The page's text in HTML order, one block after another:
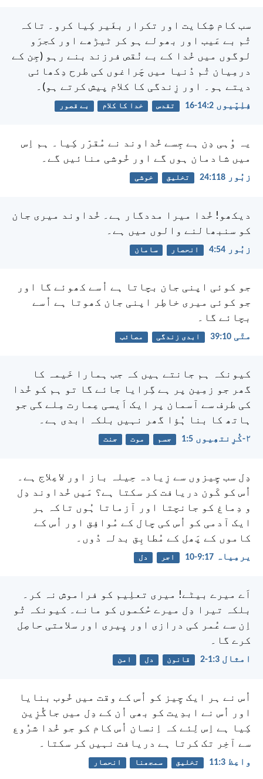
سب کام شِکایت اور تکرار بغَیر کِیا کرو۔ تاکہ
تُم بے عَیب اور بھولے ہو کر ٹیڑھے اور کجرَو
لوگوں میں خُدا کے بے نُقص فرزند بنے رہو (جِن کے
درمِیان تُم دُنیا میں چَراغوں کی طرح دِکھائی
دیتے ہو۔ اور زِندگی کا کلام پیش کرتے ہو)۔
فِلِپّیوں 2:‏14-‏16 تقدس خدا کا کلام بے قصور
یہ وُہی دِن ہے جِسے خُداوند نے مُقرّر کِیا۔ ہم اِس
میں شادمان ہوں گے اور خُوشی منائیں گے۔
زبُور 118:‏24 تخلیق خوشی
دیکھو! خُدا میرا مددگار ہے۔ خُداوند میری جان
کو سنبھالنے والوں میں ہے۔
زبُور 54:‏4 انحصار سامان
جو کوئی اپنی جان بچاتا ہے اُسے کھوئے گا اور
جو کوئی میری خاطِر اپنی جان کھوتا ہے اُسے
بچائے گا۔
متّی 10:‏39 ابدی زندگی مصائب
کیونکہ ہم جانتے ہیں کہ جب ہمارا خَیمہ کا
گھر جو زمِین پر ہے گِرایا جائے گا تو ہم کو خُدا
کی طرف سے آسمان پر ایک اَیسی عِمارت مِلے گی جو
ہاتھ کا بنا ہُؤا گھر نہیں بلکہ ابدی ہے۔
۲-کُرِنتھِیوں 5:‏1 جسم موت جنت
دِل سب چِیزوں سے زِیادہ حِیلہ باز اور لاعِلاج ہے۔
اُس کو کَون دریافت کر سکتا ہے؟ مَیں خُداوند دِل
و دِماغ کو جانچتا اور آزماتا ہُوں تاکہ ہر
ایک آدمی کو اُس کی چال کے مُوافِق اور اُس کے
کاموں کے پَھل کے مُطابِق بدلہ دُوں۔
یرمِیاہ 17:‏9-‏10 اجر دل
اَے میرے بیٹے! میری تعلِیم کو فراموش نہ کر۔
بلکہ تیرا دِل میرے حُکموں کو مانے۔ کیونکہ تُو
اِن سے عُمر کی درازی اور پِیری اور سلامتی حاصِل
کرے گا۔
امثال 3:‏1-‏2 قانون دل امن
اُس نے ہر ایک چِیز کو اُس کے وقت میں خُوب بنایا
اور اُس نے ابدِیت کو بھی اُن کے دِل میں جاگُزِین
کِیا ہے اِس لِئے کہ اِنسان اُس کام کو جو خُدا شرُوع
سے آخِر تک کرتا ہے دریافت نہیں کر سکتا۔
واعِظ 3:‏11 تخلیق سمجھنا انحصار